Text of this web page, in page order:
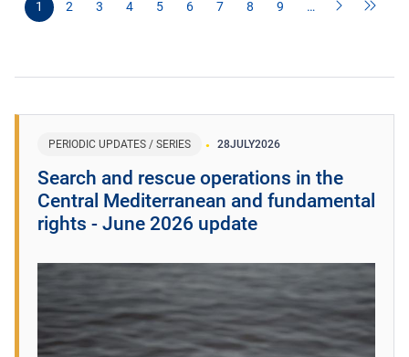
1 2 3 4 5 6 7 8 9 …
PERIODIC UPDATES / SERIES 28JULY2026
Search and rescue operations in the
Central Mediterranean and fundamental
rights - June 2026 update